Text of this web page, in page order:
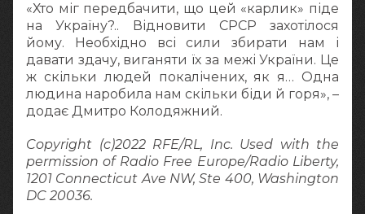
«Хто міг передбачити, що цей «карлик» піде
на Україну?.. Відновити СРСР захотілося
йому. Необхідно всі сили збирати нам і
давати здачу, виганяти їх за межі України. Це
ж скільки людей покалічених, як я… Одна
людина наробила нам скільки біди й горя», –
додає Дмитро Колодяжний.
Copyright (c)2022 RFE/RL, Inc. Used with the
permission of Radio Free Europe/Radio Liberty,
1201 Connecticut Ave NW, Ste 400, Washington
DC 20036.